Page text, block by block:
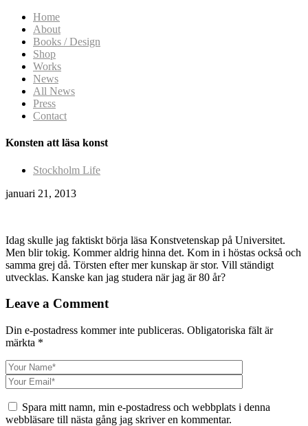
Home
About
Books / Design
Shop
Works
News
All News
Press
Contact
Konsten att läsa konst
Stockholm Life
januari 21, 2013
Idag skulle jag faktiskt börja läsa Konstvetenskap på Universitet.
Men blir tokig. Kommer aldrig hinna det. Kom in i höstas också och
samma grej då. Törsten efter mer kunskap är stor. Vill ständigt
utvecklas. Kanske kan jag studera när jag är 80 år?
Leave a Comment
Din e-postadress kommer inte publiceras. Obligatoriska fält är
märkta *
Spara mitt namn, min e-postadress och webbplats i denna
webbläsare till nästa gång jag skriver en kommentar.